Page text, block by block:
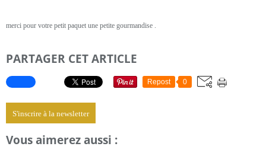
merci pour votre petit paquet une petite gourmandise .
PARTAGER CET ARTICLE
Repost 0
S'inscrire à la newsletter
Vous aimerez aussi :